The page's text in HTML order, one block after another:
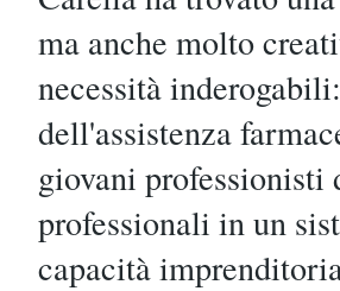
ma anche molto
necessità
dell'assistenza
giovani
professionali in un
capacità